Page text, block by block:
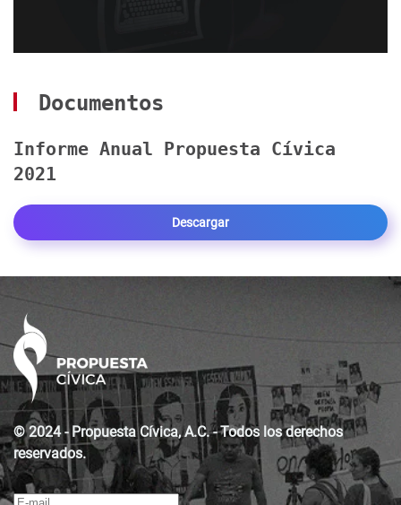
Documentos
Informe Anual Propuesta Cívica
2021
Descargar
© 2024 - Propuesta Cívica, A.C. - Todos los derechos
reservados.